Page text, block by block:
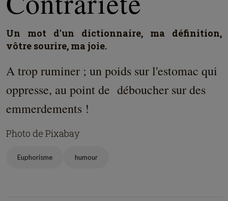
Un mot d'un dictionnaire, ma définition,
vôtre sourire, ma joie.
A trop ruminer ; un poids sur l'estomac qui
oppresse, au point de déboucher sur des
emmerdements !
Photo de Pixabay
Euphorisme humour